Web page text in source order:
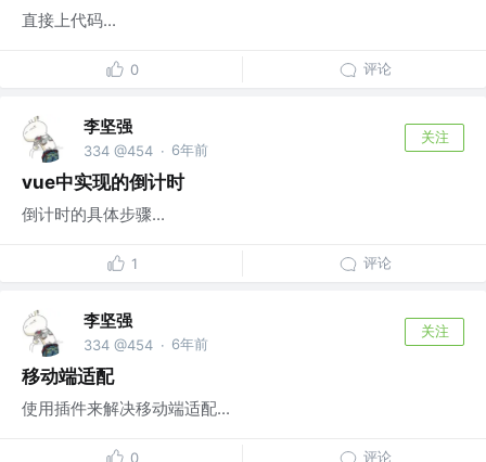
直接上代码...
0 评论
李坚强
334 @454 · 6年前
关注
vue中实现的倒计时
倒计时的具体步骤...
1 评论
李坚强
334 @454 · 6年前
关注
移动端适配
使用插件来解决移动端适配...
0 评论